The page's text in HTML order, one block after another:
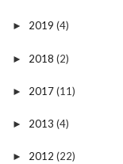
► 2019 (4)
► 2018 (2)
► 2017(11)
► 2013 (4)
► 2012 (22)